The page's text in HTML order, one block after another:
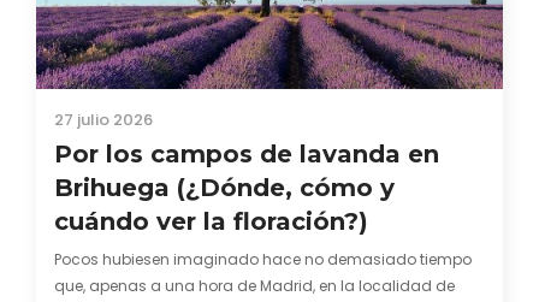
27 julio 2026
Por los campos de lavanda en
Brihuega (¿Dónde, cómo y
cuándo ver la floración?)
Pocos hubiesen imaginado hace no demasiado tiempo
que, apenas a una hora de Madrid, en la localidad de